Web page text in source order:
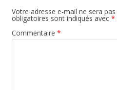
Votre adresse e-mail ne sera pas
obligatoires sont indiqués avec *
Commentaire *